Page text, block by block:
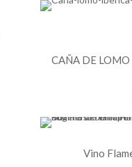
CAÑA DE
Vino